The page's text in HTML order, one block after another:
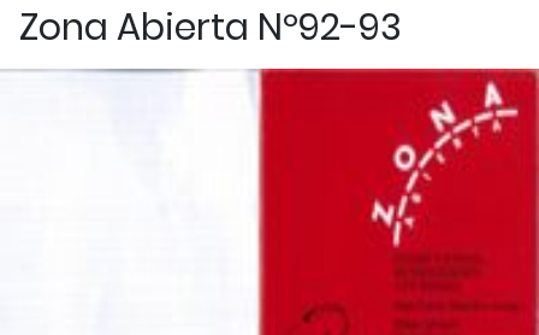
Zona Abierta Nº92-93